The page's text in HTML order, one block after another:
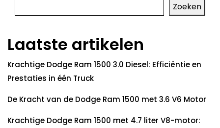
Zoeken
Laatste artikelen
Krachtige Dodge Ram 1500 3.0 Diesel: Efficiëntie en
Prestaties in één Truck
De Kracht van de Dodge Ram 1500 met 3.6 V6 Motor
Krachtige Dodge Ram 1500 met 4.7 liter V8-motor: